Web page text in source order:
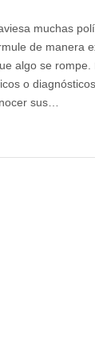
muchas
de manera
algo se rompe.
o diagnósticos
sus…